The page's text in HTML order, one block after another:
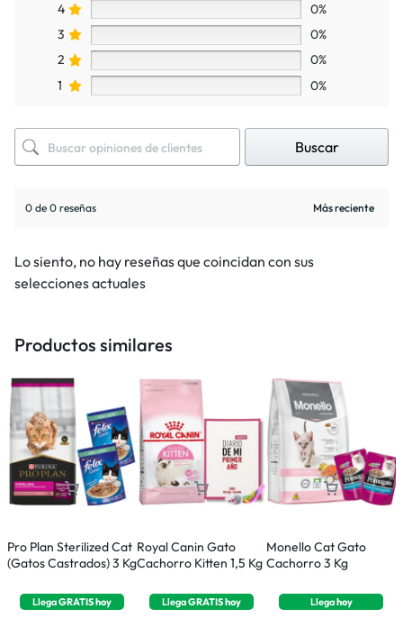
4
0%
3
0%
2
0%
1
0%
Buscar
0 de 0 reseñas
Lo siento, no hay reseñas que coincidan con sus
selecciones actuales
Productos similares
Pro Plan Sterilized Cat
(Gatos Castrados) 3 Kg
LlegaGRATIShoy
Royal Canin Gato
Cachorro Kitten 1,5 Kg
LlegaGRATIShoy
Monello Cat Gato
Cachorro 3 Kg
Llegahoy